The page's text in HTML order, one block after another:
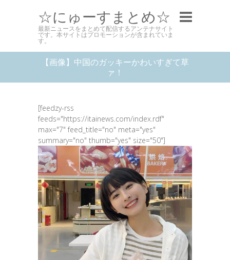
☆にゅーすまとめ☆
最新ニュースをまとめて配信するアンテナサイト
です。本サイトはプロモーションが含まれていま
す。
【画像】中国のガッキーかわいすぎて草
ァ！
[feedzy-rss
feeds="https://itainews.com/index.rdf"
max="7" feed_title="no" meta="yes"
summary="no" thumb="yes" size="50"]